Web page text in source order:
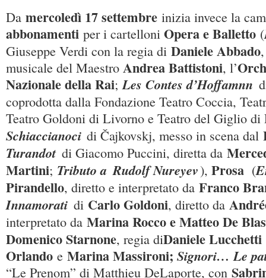
Da mercoledì 17 settembre inizia invece la
abbonamenti per i cartelloni Opera e Balletto (
Giuseppe Verdi con la regia di Daniele Abbado
musicale del Maestro Andrea Battistoni, l’
Nazionale della Rai; Les Contes d’Hoffamnn
coprodotta dalla Fondazione Teatro Coccia,
Teatro Goldoni di Livorno e Teatro del Giglio di
Schiaccianoci di Čajkovskj, messo in scena dal
Turandot di Giacomo Puccini, diretta da
Martini; Tributo a Rudolf Nureyev), Prosa (
Pirandello, diretto e interpretato da Franco
Innamorati di Carlo Goldoni, diretto da
interpretato da Marina Rocco e Matteo De
Domenico Starnone, regia diDaniele Lucchetti
Orlando e Marina Massironi; Signori… Le
“Le Prenom” di Matthieu DeLaporte, con